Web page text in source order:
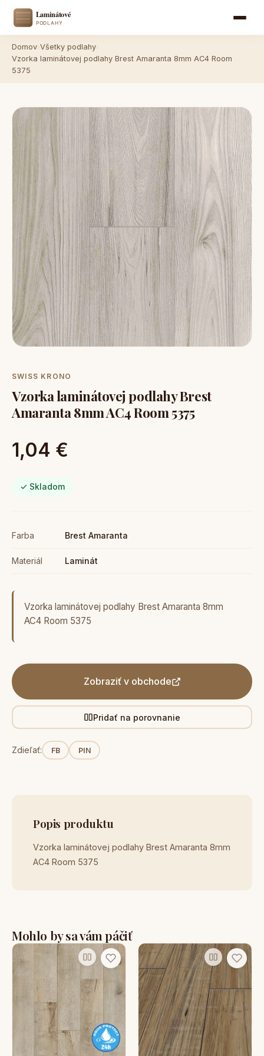
Domov Všetky podlahy
Vzorka laminátovej podlahy Brest Amaranta 8mm AC4 Room
5375
SWISS KRONO
Vzorka laminátovej podlahy Brest
Amaranta 8mm AC4 Room 5375
1,04 €
✓ Skladom
Farba Brest Amaranta
Materiál Laminát
Vzorka laminátovej podlahy Brest Amaranta 8mm
AC4 Room 5375
Zobraziť v obchode
Pridať na porovnanie
Zdieľať: FB PIN
Popis produktu
Vzorka laminátovej podlahy Brest Amaranta 8mm
AC4 Room 5375
Mohlo by sa vám páčiť